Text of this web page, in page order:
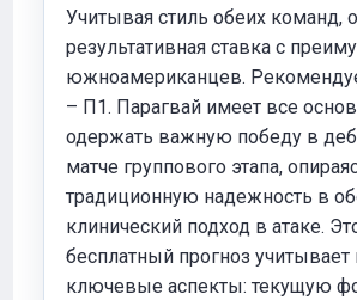
Учитывая стиль обеих команд,
результативная ставка с
южноамериканцев.
– П1. Парагвай имеет все
одержать важную победу в
матче группового этапа,
традиционную надежность в
клинический подход в атаке.
бесплатный прогноз учитывает
ключевые аспекты: текущую